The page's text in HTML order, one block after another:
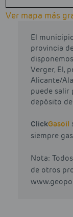
Ver mapa más
El
provincia
Verger, El,
Alicante/
puede salir
depósito
ClickGasoil
siempre
Nota:
de otros